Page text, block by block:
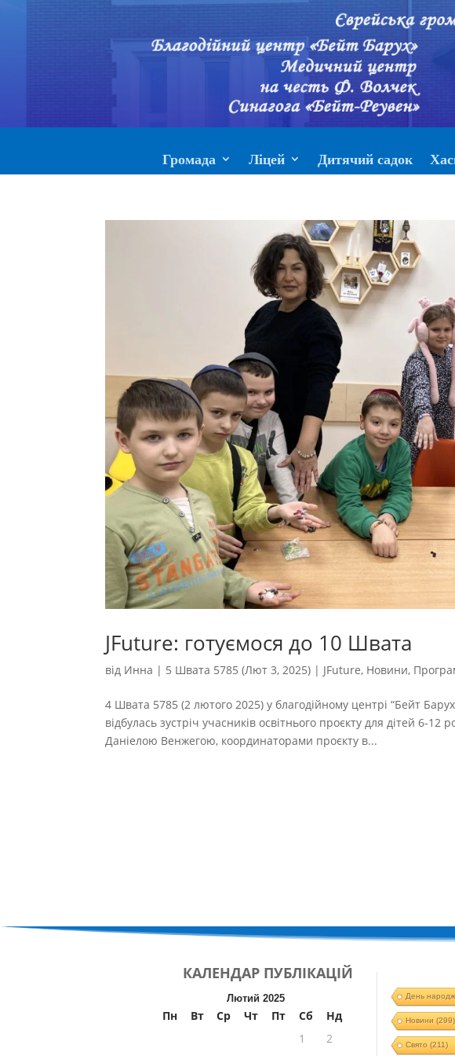
Громада Ліцей Дитячий садок
JFuture: готуємося до 10 Швата
від Инна | 5 Швата 5785 (Лют 3, 2025) | JFuture, Новини,
4 Швата 5785 (2 лютого 2025) у благодійному центрі “Бейт
відбулась зустріч учасників освітнього проєкту для дітей 6-
Даніелою Венжегою, координаторами проєкту в...
КАЛЕНДАР ПУБЛІКАЦІЙ
Лютий 2025
Пн Вт Ср Чт Пт Сб
Нд
1
2
День
Новини (299)
Свято (211)